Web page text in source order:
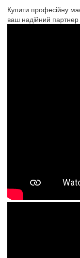
Купити професійну
ваш надійний партнер